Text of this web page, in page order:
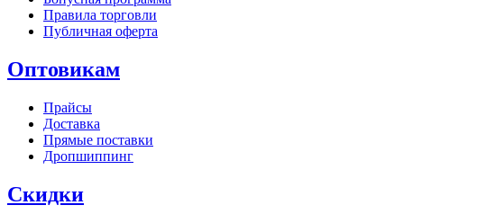
Правила торговли
Публичная оферта
Оптовикам
Прайсы
Доставка
Прямые поставки
Дропшиппинг
Скидки